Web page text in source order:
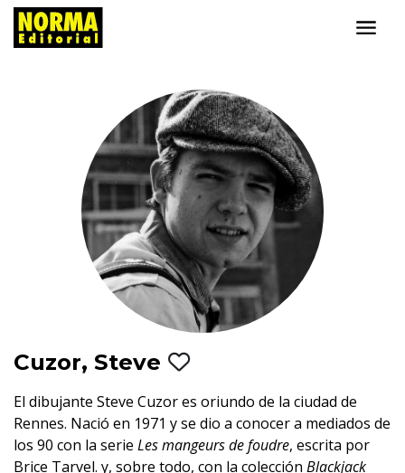
Cuzor, Steve
El dibujante Steve Cuzor es oriundo de la ciudad de
Rennes. Nació en 1971 y se dio a conocer a mediados de
los 90 con la serie Les mangeurs de foudre, escrita por
Brice Tarvel. y, sobre todo, con la colección Blackjack